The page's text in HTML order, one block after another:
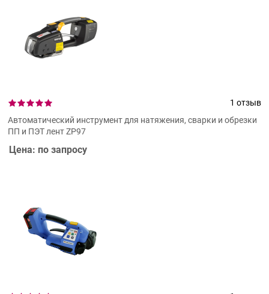
1 отзыв
Автоматический инструмент для натяжения, сварки и обрезки
ПП и ПЭТ лент ZP97
Цена: по запросу